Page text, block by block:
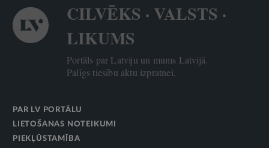
CILVĒKS · VALSTS ·
LIKUMS
Portāls par Latviju un mums Latvijā.
Palīgs tiesību aktu izpratnei.
PAR LV PORTĀLU
LIETOŠANAS NOTEIKUMI
PIEKĻŪSTAMĪBA